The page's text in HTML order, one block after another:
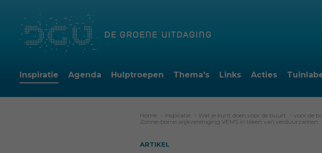
Inspiratie Agenda Hulptroepen Thema's Links Acties
Home Inspiratie Wat je kunt doen voor de buurt voor de
Zonne-borrel wijkvereniging VEMS in teken van verduurzamen
ARTIKEL